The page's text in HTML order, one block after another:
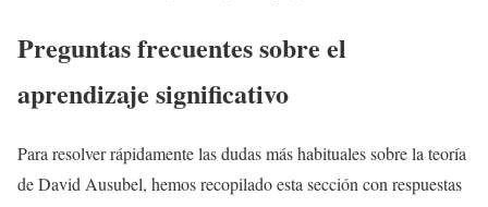
Preguntas frecuentes sobre el
aprendizaje significativo
Para resolver rápidamente las dudas más habituales sobre la teoría
de David Ausubel, hemos recopilado esta sección con respuestas